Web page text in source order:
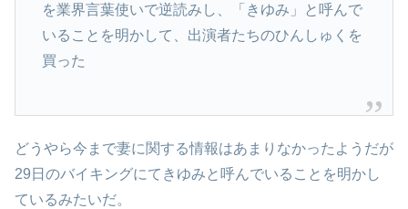
を業界言葉使いで逆読みし、「きゆみ」と呼んで
いることを明かして、出演者たちのひんしゅくを
買った
どうやら今まで妻に関する情報はあまりなかったようだが
29日のバイキングにてきゆみと呼んでいることを明かし
ているみたいだ。